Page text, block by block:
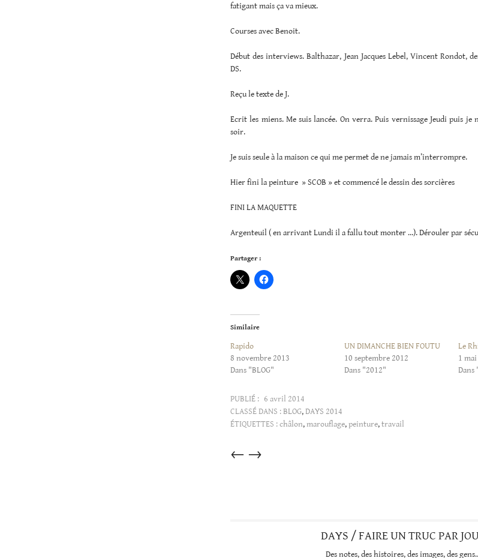
fatigant mais ça va mieux.
Courses avec Benoit.
Début des interviews. Balthazar, Jean Jacques Lebel, Vincent Rondot,
DS.
Reçu le texte de J.
Ecrit les miens. Me suis lancée. On verra. Puis vernissage Jeudi puis je
soir.
Je suis seule à la maison ce qui me permet de ne jamais m’interrompre.
Hier fini la peinture » SCOB » et commencé le dessin des sorcières
FINI LA MAQUETTE
Argenteuil ( en arrivant Lundi il a fallu tout monter …). Dérouler par
Partager :
Similaire
Rapido
8 novembre 2013
Dans "BLOG"
UN DIMANCHE BIEN FOUTU
10 septembre 2012
Dans "2012"
Le
1
Dans
PUBLIÉ : 6 avril 2014
CLASSÉ DANS :BLOG,DAYS 2014
ÉTIQUETTES :châlon,marouflage,peinture,travail
Articles
→
←
DAYS / FAIRE UN TRUC PAR
Des notes, des histoires, des images, des